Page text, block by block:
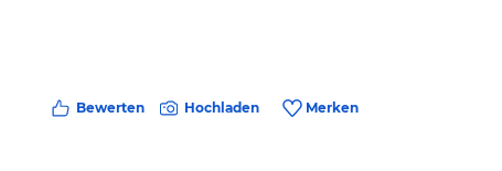
Bewerten Hochladen Merken